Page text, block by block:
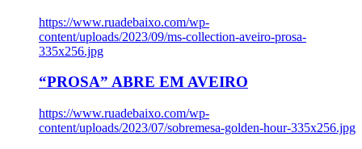
https://www.ruadebaixo.com/wp-
content/uploads/2023/09/ms-collection-aveiro-prosa-
335x256.jpg
“PROSA” ABRE EM AVEIRO
https://www.ruadebaixo.com/wp-
content/uploads/2023/07/sobremesa-golden-hour-335x256.jpg